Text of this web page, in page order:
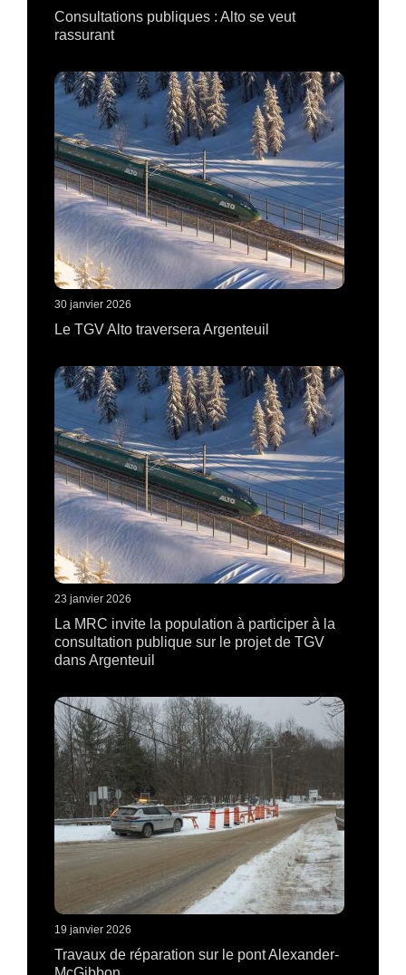
Consultations publiques : Alto se veut
rassurant
30 janvier 2026
Le TGV Alto traversera Argenteuil
23 janvier 2026
La MRC invite la population à participer à la
consultation publique sur le projet de TGV
dans Argenteuil
19 janvier 2026
Travaux de réparation sur le pont Alexander-